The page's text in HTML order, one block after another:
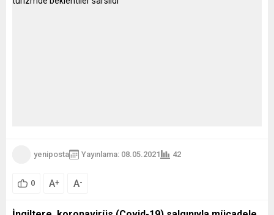
yeniposta Yayınlama: 08.05.2021 42
0 A+ A-